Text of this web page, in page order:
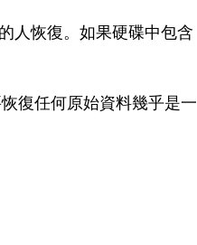
人恢復。如果硬碟中包含
復任何原始資料幾乎是一